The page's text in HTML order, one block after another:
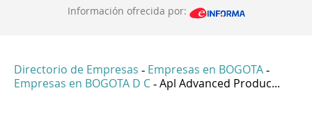
Información ofrecida por:
Directorio de Empresas - Empresas en BOGOTA -
Empresas en BOGOTA D C - Apl Advanced Produc...